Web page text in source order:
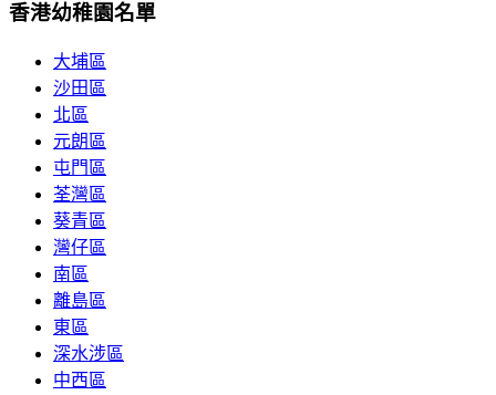
香港幼稚園名單
大埔區
沙田區
北區
元朗區
屯門區
荃灣區
葵青區
灣仔區
南區
離島區
東區
深水涉區
中西區